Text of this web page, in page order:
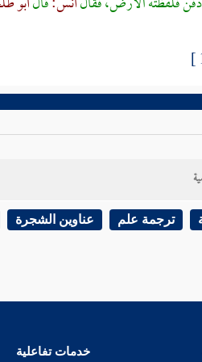
ترجمة علم عناوين الشجرة
خدمات تفاعلية